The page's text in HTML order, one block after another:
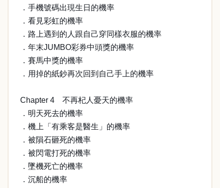
．手機號碼出現生日的機率
．看見彩虹的機率
．路上遇到的人跟自己穿同樣衣服的機率
．年末JUMBO彩券中頭獎的機率
．賽馬中獎的機率
．用掉的紙鈔再次回到自己手上的機率
Chapter 4 不再杞人憂天的機率
．明天死去的機率
．機上「有乘客是醫生」的機率
．被隕石砸死的機率
．被閃電打死的機率
．墜機死亡的機率
．沉船的機率